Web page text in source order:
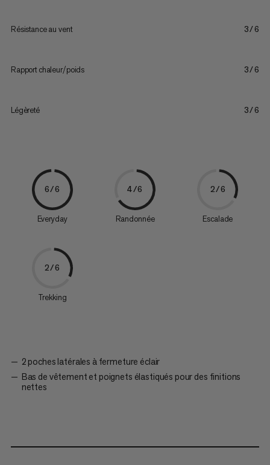
Résistance au vent 3/6
Rapport chaleur/poids 3/6
Légèreté 3/6
6/6
Everyday
4/6
Randonnée
2/6
Escalade
2/6
Trekking
2 poches latérales à fermeture éclair
Bas de vêtement et poignets élastiqués pour des finitions
nettes